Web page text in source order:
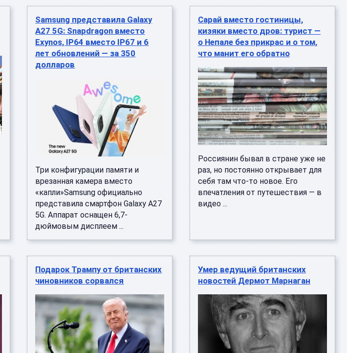
Samsung представила Galaxy
A27 5G: Snapdragon вместо
Exynos, IP64 вместо IP67 и 6
лет обновлений — за 350
долларов
Три конфигурации памяти и
врезанная камера вместо
«капли»Samsung официально
представила смартфон Galaxy A27
5G. Аппарат оснащен 6,7-
дюймовым дисплеем ...
Сарай вместо гостиницы,
кизяки вместо дров: турист —
о Непале без прикрас и о том,
что манит его обратно
Россиянин бывал в стране уже не
раз, но постоянно открывает для
себя там что-то новое. Его
впечатления от путешествия — в
видео ...
Подарок Трампу от британских
чиновников сорвался
Умер ведущий британских
новостей Дермот Марнаган